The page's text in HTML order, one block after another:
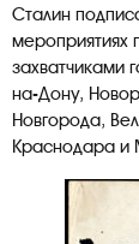
Сталин
мероприятиях
захватчиками
на-Дону,
Новгорода,
Краснодара и